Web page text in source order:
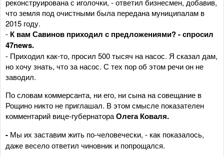
что земля под очистными была передана муниципалам в
2015 году.
- К вам Савинов приходил с предложениями? - спросил
47news.
- Приходил как-то, просил 500 тысяч на насос. Я сказал дам,
но хочу знать, что за насос. С тех пор об этом речи он не
заводил.
По словам коммерсанта, ни его, ни сына на совещание в
Рощино никто не приглашал. В этом смысле показателен
комментарий вице-губернатораОлега Коваля.
- Мы их заставим жить по-человечески, - как показалось,
даже весело ответил чиновник и попрощался.